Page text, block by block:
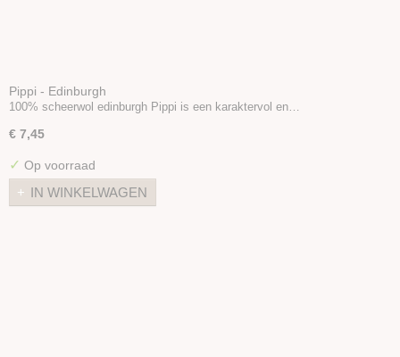
Pippi - Edinburgh
100% scheerwol edinburgh Pippi is een karaktervol en…
€ 7,45
✓ Op voorraad
IN WINKELWAGEN